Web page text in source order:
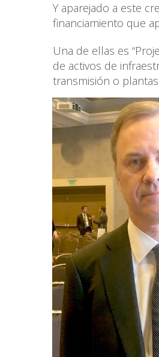
Y aparejado a este
financiamiento que
Una de ellas es
de activos de
transmisión o